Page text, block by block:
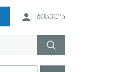
შესვლა